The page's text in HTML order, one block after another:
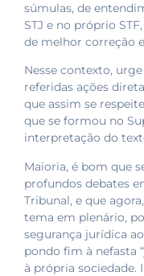
súmulas, de
STJ e no próprio
de melhor correção
Nesse contexto,
referidas ações
que assim se
que se formou no
interpretação do
Maioria, é bom que
profundos debates
Tribunal, e que
tema em plenário,
segurança jurídica
pondo fim à nefasta
à própria sociedade.